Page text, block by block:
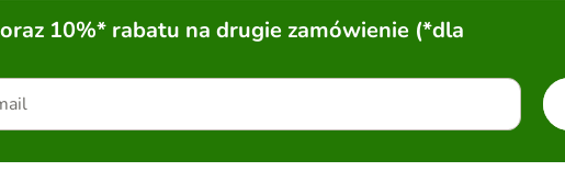
10%* rabatu na drugie zamówienie (*dla